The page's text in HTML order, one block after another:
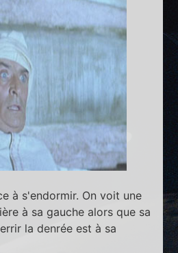
à s'endormir. On voit une
à sa gauche alors que sa
la denrée est à sa